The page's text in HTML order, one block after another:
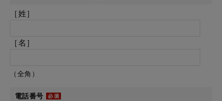
［姓］
［名］
（全角）
電話番号